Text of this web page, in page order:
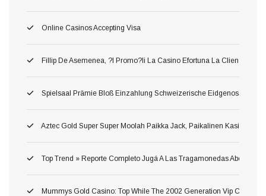
Online Casinos Accepting Visa
Fillip De Asemenea, ?i Promo?ii La Casino Efortuna La Clien?ii Ane
Spielsaal Prämie Bloß Einzahlung Schweizerische
Aztec Gold Super Super Moolah Paikka Jack, Paikalinen
Top Trend » Reporte Completo Jugá A Las Tragamonedas Abertura
Mummys Gold Casino: Top While The 2002 Generation Vip Casino